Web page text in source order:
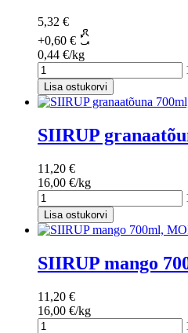
5,32 €
+0,60 €
0,44 €/kg
Lisa ostukorvi
SIIRUP
11,20 €
16,00 €/kg
Lisa ostukorvi
SIIRUP mango
11,20 €
16,00 €/kg